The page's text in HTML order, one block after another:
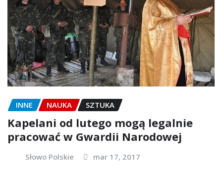
INNE NAUKA SZTUKA
Kapelani od lutego mogą legalnie
pracować w Gwardii Narodowej
Słowo Polskie mar 17, 2017